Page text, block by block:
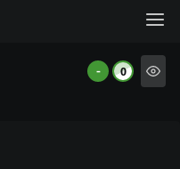
- 0